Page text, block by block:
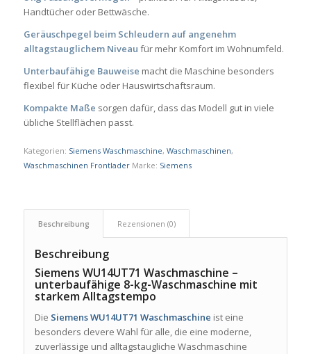
Handtücher oder Bettwäsche.
Geräuschpegel beim Schleudern auf angenehm
alltagstauglichem Niveau für mehr Komfort im Wohnumfeld.
Unterbaufähige Bauweise macht die Maschine besonders
flexibel für Küche oder Hauswirtschaftsraum.
Kompakte Maße sorgen dafür, dass das Modell gut in viele
übliche Stellflächen passt.
Kategorien: Siemens Waschmaschine, Waschmaschinen,
Waschmaschinen Frontlader Marke: Siemens
Beschreibung Rezensionen (0)
Beschreibung
Siemens WU14UT71 Waschmaschine –
unterbaufähige 8-kg-Waschmaschine mit
starkem Alltagstempo
Die Siemens WU14UT71 Waschmaschine ist eine
besonders clevere Wahl für alle, die eine moderne,
zuverlässige und alltagstaugliche Waschmaschine